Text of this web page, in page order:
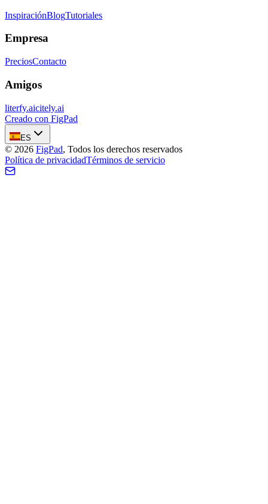
InspiraciónBlogTutoriales
Empresa
PreciosContacto
Amigos
literfy.aicitely.ai
Creado con FigPad
ES
© 2026 FigPad, Todos los derechos reservados
Política de privacidadTérminos de servicio